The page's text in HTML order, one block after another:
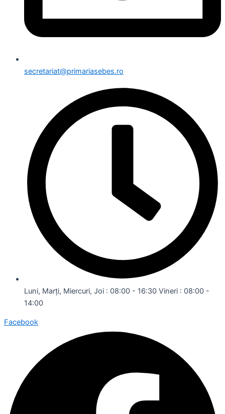
secretariat@primariasebes.ro
Luni, Marți, Miercuri, Joi : 08:00 - 16:30 Vineri : 08:00 -
14:00
Facebook